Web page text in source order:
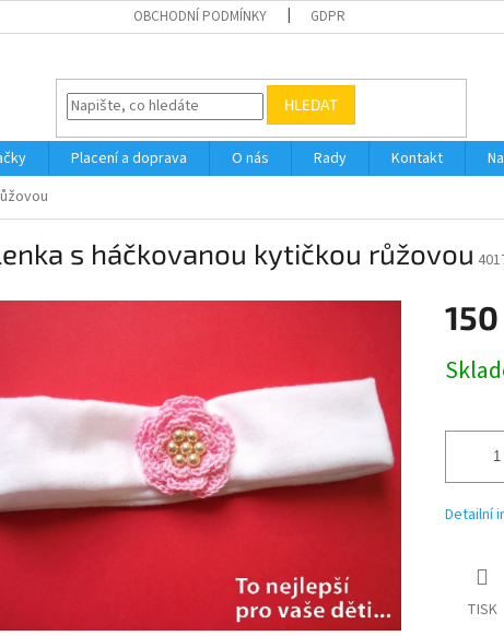
OBCHODNÍ PODMÍNKY GDPR
HLEDAT
Placení a doprava O nás Rady Kontakt
s háčkovanou kytičkou růžovou
cena:
Detailní
TISK